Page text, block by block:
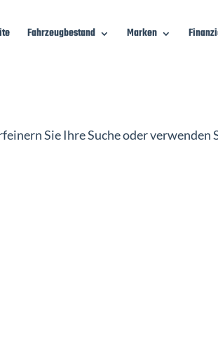
Fahrzeugbestand Marken
Sie Ihre Suche oder verwenden